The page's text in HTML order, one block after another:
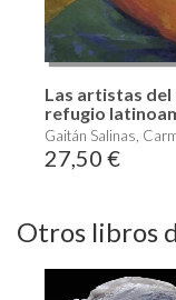
Las artistas
refugio
Gaitán Salinas,
27,50 €
Otros libros